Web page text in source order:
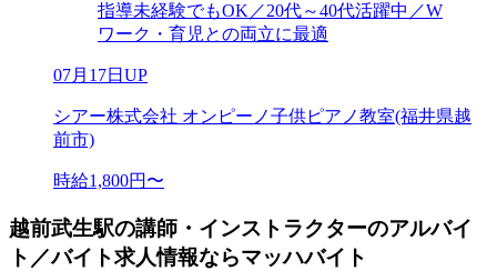
指導未経験でもOK／20代～40代活躍中／W
ワーク・育児との両立に最適
07月17日UP
シアー株式会社 オンピーノ子供ピアノ教室(福井県越
前市)
時給1,800円〜
越前武生駅の講師・インストラクターのアルバイ
ト／バイト求人情報ならマッハバイト